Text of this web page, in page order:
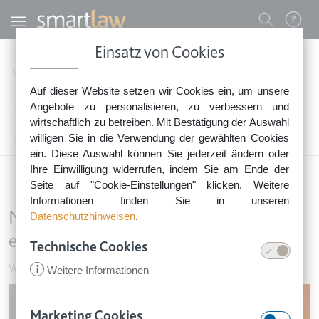
Einsatz von Cookies
Auf dieser Website setzen wir Cookies ein, um unsere
Angebote zu personalisieren, zu verbessern und
wirtschaftlich zu betreiben. Mit Bestätigung der Auswahl
willigen Sie in die Verwendung der gewählten Cookies
ein. Diese Auswahl können Sie jederzeit ändern oder
Ihre Einwilligung widerrufen, indem Sie am Ende der
Seite auf "Cookie-Einstellungen" klicken. Weitere
Informationen finden Sie in unseren
Datenschutzhinweisen.
Technische Cookies
i Weitere Informationen
Direkt zum Inhalt
0800 - 268 4 268 (kostenfrei)
Sie erreichen unser Service-Team:
Montag bis Freitag: 8-18 Uhr
Keine Rechtsberatung.
Benutzermenü
Startseite
Wohnungseigentum & Grundbesitz
Nachbarschaftsstreit um Abzweigung eines Regenfallrohrs
Nachbarschaftsstreit um Abzweigung
eines Regenfallrohrs
Wohnungseigentum & Grundbesitz
Image